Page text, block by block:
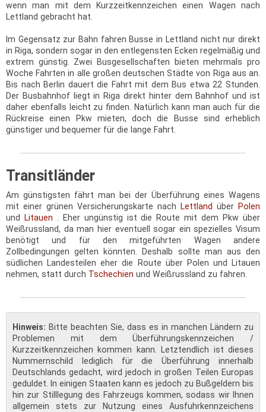
wenn man mit dem Kurzzeitkennzeichen einen Wagen nach
Lettland gebracht hat.
Im Gegensatz zur Bahn fahren Busse in Lettland nicht nur direkt
in Riga, sondern sogar in den entlegensten Ecken regelmäßig und
extrem günstig. Zwei Busgesellschaften bieten mehrmals pro
Woche Fahrten in alle großen deutschen Städte von Riga aus an.
Bis nach Berlin dauert die Fahrt mit dem Bus etwa 22 Stunden.
Der Busbahnhof liegt in Riga direkt hinter dem Bahnhof und ist
daher ebenfalls leicht zu finden. Natürlich kann man auch für die
Rückreise einen Pkw mieten, doch die Busse sind erheblich
günstiger und bequemer für die lange Fahrt.
Transitländer
Am günstigsten fährt man bei der Überführung eines Wagens
mit einer grünen Versicherungskarte nach
Lettland über Polen
und
Litauen . Eher ungünstig ist die Route mit dem Pkw über
Weißrussland, da man hier eventuell sogar ein spezielles Visum
benötigt und für den mitgeführten Wagen andere
Zollbedingungen gelten könnten. Deshalb sollte man aus den
südlichen Landesteilen eher die Route über Polen und Litauen
nehmen, statt durch Tschechien und Weißrussland zu fahren.
Hinweis: Bitte beachten Sie, dass es in manchen Ländern zu
Problemen mit dem Überführungskennzeichen /
Kurzzeitkennzeichen kommen kann. Letztendlich ist dieses
Nummernschild lediglich für die Überführung innerhalb
Deutschlands gedacht, wird jedoch in großen Teilen Europas
geduldet. In einigen Staaten kann es jedoch zu Bußgeldern bis
hin zur Stilllegung des Fahrzeugs kommen, sodass wir Ihnen
allgemein stets zur Nutzung eines Ausfuhrkennzeichens